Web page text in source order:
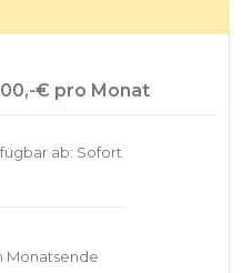
€ pro Monat
ab: Sofort
Monatsende